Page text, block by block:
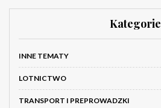
Kategorie
INNE TEMATY
LOTNICTWO
TRANSPORT I PREPROWADZKI